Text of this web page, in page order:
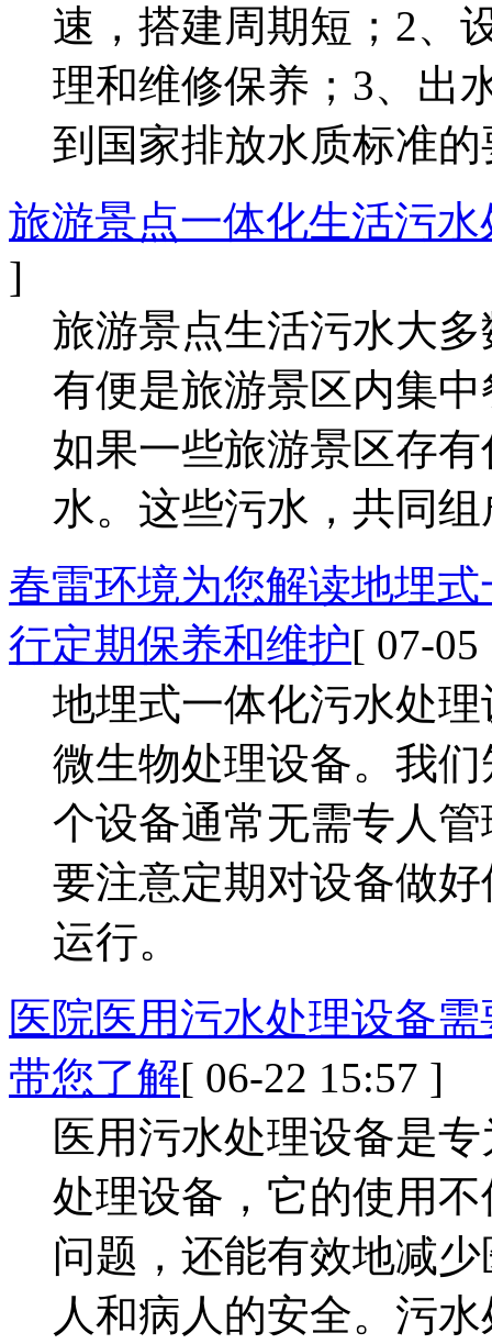
速，搭建周期短；2、
理和维修保养；3、出
到国家排放水质标准
旅游景点一体化生活污
]
旅游景点生活污水大
有便是旅游景区内集
如果一些旅游景区存
水。这些污水，共同
春雷环境为您解读地埋
行定期保养和维护[ 07-05
地埋式一体化污水处
微生物处理设备。我
个设备通常无需专人
要注意定期对设备做
运行。
医院医用污水处理设备
带您了解[ 06-22 15:57 ]
医用污水处理设备是
处理设备，它的使用
问题，还能有效地减
人和病人的安全。污